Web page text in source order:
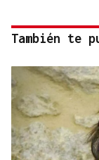
También te